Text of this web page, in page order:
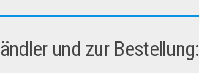
und zur Bestellung: